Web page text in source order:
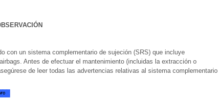
con un sistema complementario de sujeción (SRS) que incluye
Antes de efectuar el mantenimiento (incluidas la extracción o
de leer todas las advertencias relativas al sistema complementario